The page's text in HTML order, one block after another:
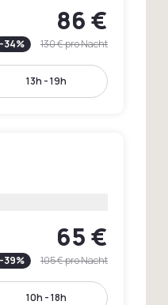
86 €
-34% 130 €pro Nacht
13h - 19h
65 €
-39% 105 €pro Nacht
10h - 18h